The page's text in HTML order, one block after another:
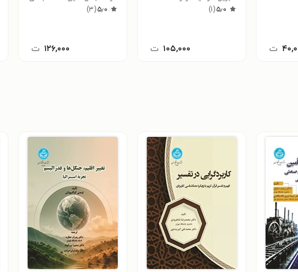
ت
۵٫۰(۱)
۱۰۵,۰۰۰ ت
مولوی
۵٫۰(۳)
۱۲۶,۰۰۰ ت